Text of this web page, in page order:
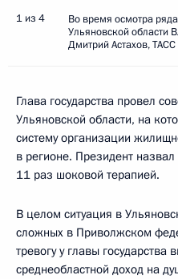
1 из 4
Во время осмотра
Ульяновской
Дмитрий Астахов, ТАСС
Глава государства провел
Ульяновской области, на
систему организации
в регионе. Президент
11 раз шоковой терапией.
В целом ситуация в
сложных в Приволжском
тревогу у главы государства
среднеобластной доход на